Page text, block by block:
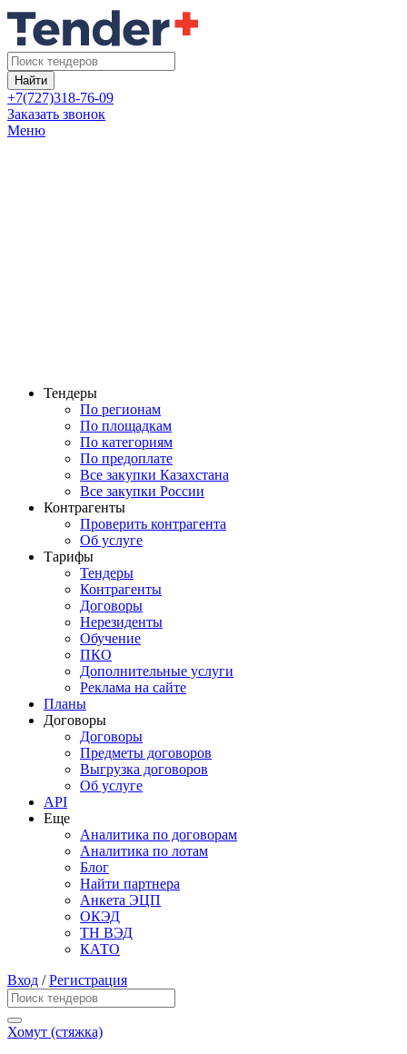
Найти
+7(727)318-76-09
Заказать звонок
Меню
Тендеры
По регионам
По площадкам
По категориям
По предоплате
Все закупки Казахстана
Все закупки России
Контрагенты
Проверить контрагента
Об услуге
Тарифы
Тендеры
Контрагенты
Договоры
Нерезиденты
Обучение
ПКО
Дополнительные услуги
Реклама на сайте
Планы
Договоры
Договоры
Предметы договоров
Выгрузка договоров
Об услуге
API
Еще
Аналитика по договорам
Аналитика по лотам
Блог
Найти партнера
Анкета ЭЦП
ОКЭД
ТН ВЭД
КАТО
Вход /Регистрация
Хомут (стяжка)